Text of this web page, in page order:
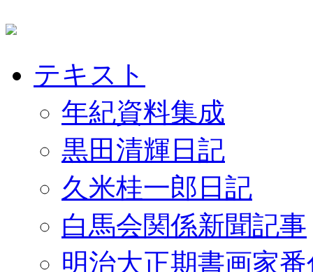
テキスト
年紀資料集成
黒田清輝日記
久米桂一郎日記
白馬会関係新聞記事
明治大正期書画家